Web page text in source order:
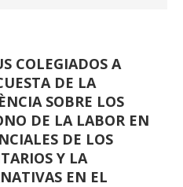
COLEGIADOS A
DE LA
SOBRE LOS
DE LA LABOR EN
DE LOS
Y LA
EN EL